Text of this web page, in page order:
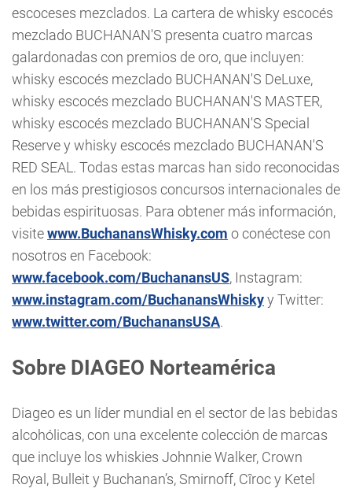
escoceses mezclados. La cartera de whisky escocés
mezclado BUCHANAN'S presenta cuatro marcas
galardonadas con premios de oro, que incluyen:
whisky escocés mezclado BUCHANAN'S DeLuxe,
whisky escocés mezclado BUCHANAN'S MASTER,
whisky escocés mezclado BUCHANAN'S Special
Reserve y whisky escocés mezclado BUCHANAN'S
RED SEAL. Todas estas marcas han sido reconocidas
en los más prestigiosos concursos internacionales de
bebidas espirituosas. Para obtener más información,
visitewww.BuchanansWhisky.com o conéctese con
nosotros en Facebook:
www.facebook.com/BuchanansUS, Instagram:
www.instagram.com/BuchanansWhiskyy Twitter:
www.twitter.com/BuchanansUSA.
Sobre DIAGEO Norteamérica
Diageo es un líder mundial en el sector de las bebidas
alcohólicas, con una excelente colección de marcas
que incluye los whiskies Johnnie Walker, Crown
Royal, Bulleit y Buchanan’s, Smirnoff, Cîroc y Ketel